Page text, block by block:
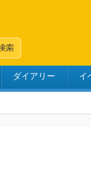
ダイアリー イ